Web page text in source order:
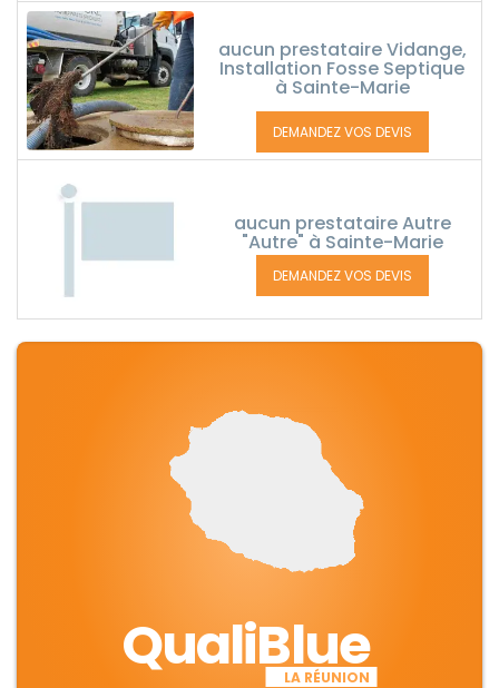
aucun prestataire Vidange,
Installation Fosse Septique
à Sainte-Marie
DEMANDEZ VOS DEVIS
aucun prestataire Autre
"Autre" à Sainte-Marie
DEMANDEZ VOS DEVIS
QualiBlue
LA RÉUNION